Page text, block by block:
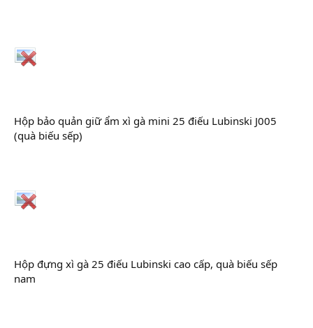
Hộp bảo quản giữ ẩm xì gà mini 25 điếu Lubinski J005
(quà biếu sếp)
Hộp đựng xì gà 25 điếu Lubinski cao cấp, quà biếu sếp
nam